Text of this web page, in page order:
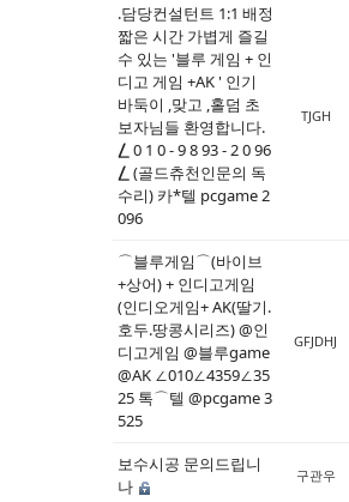
.담당컨설턴트 1:1 배정
짧은 시간 가볍게 즐길
수 있는 '블루 게임 + 인
디고 게임 +AK ' 인기
바둑이 ,맞고 ,홀덤 초
보자님들 환영합니다.
⎳ 0 1 0 - 9 8 93 - 2 0 96
⎳ (골드츄천인문의 독
수리) 카*텔 pcgame 2
096
TJGH
⌒블루게임⌒(바이브
+상어) + 인디고게임
(인디오게임+ AK(딸기.
호두.땅콩시리즈) @인
디고게임 @블루game
@AK ∠010∠4359∠35
25 톡⌒텔 @pcgame 3
525
GFJDHJ
보수시공 문의드립니
나
구관우